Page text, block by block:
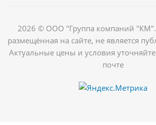
2026 © ООО "Группа компаний
размещённая на сайте, не является
Актуальные цены и условия
почте